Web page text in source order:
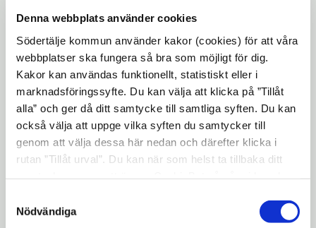
Denna webbplats använder cookies
Södertälje kommun använder kakor (cookies) för att våra
webbplatser ska fungera så bra som möjligt för dig.
Kakor kan användas funktionellt, statistiskt eller i
marknadsföringssyfte. Du kan välja att klicka på ”Tillåt
alla” och ger då ditt samtycke till samtliga syften. Du kan
också välja att uppge vilka syften du samtycker till
genom att välja dessa här nedan och därefter klicka i
rutan ”Tillåt urval”. Du kan när som helst ta tillbaka ditt
"Visa detaljer" kan du läsa om hur kakorna används och
Nödvändiga
utredarenheten@sodertalje.se.
även ditt namn, telefonnummer och
e-post.
Eller nominera via formulär på
hemsidan:www.sodertalje.se/5i12Öppna
i
nytt
Via post till: Enheten för utredning
och hållbarhet, Södertälje kommun,
Eller lämna din nominering till